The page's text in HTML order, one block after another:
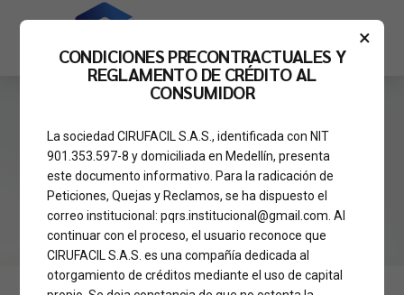
HOME
Rinoplastia Completa
×
CONDICIONES PRECONTRACTUALES Y
REGLAMENTO DE CRÉDITO AL
CONSUMIDOR
La sociedad CIRUFACIL S.A.S., identificada con NIT
901.353.597-8 y domiciliada en Medellín, presenta
este documento informativo. Para la radicación de
Peticiones, Quejas y Reclamos, se ha dispuesto el
correo institucional: pqrs.institucional@gmail.com. Al
continuar con el proceso, el usuario reconoce que
CIRUFACIL S.A.S. es una compañía dedicada al
otorgamiento de créditos mediante el uso de capital